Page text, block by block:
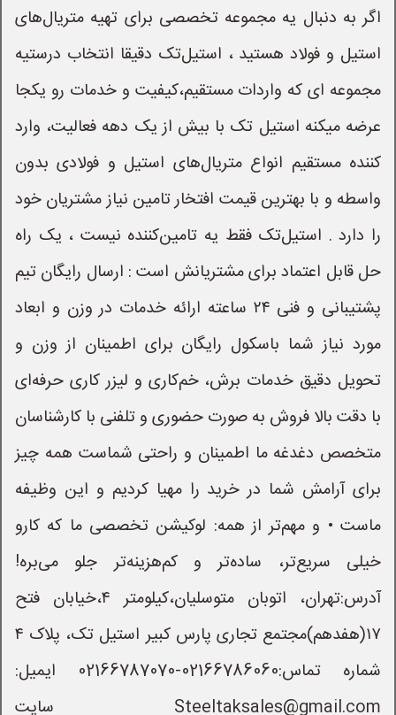
اگر به دنبال یه مجموعه تخصصی برای تهیه متریال‌های
استیل و فولاد هستید ، استیل‌تک دقیقا انتخاب درستیه
مجموعه ای که واردات مستقیم،کیفیت و خدمات رو یکجا
عرضه میکنه استیل تک با بیش از یک دهه‌ فعالیت، وارد
کننده مستقیم انواع متریال‌های استیل و فولادی بدون
واسطه و با بهترین قیمت افتخار تامین نیاز مشتریان خود
را دارد . استیل‌تک فقط یه تامین‌کننده نیست ، یک راه
حل قابل اعتماد برای مشتریانش است : ارسال رایگان تیم
پشتیبانی و فنی ۲۴ ساعته ارائه خدمات در وزن و ابعاد
مورد نیاز شما باسکول رایگان برای اطمینان از وزن و
تحویل دقیق خدمات برش، خم‌کاری و لیزر کاری حرفه‌ای
با دقت بالا فروش به صورت حضوری و تلفنی با کارشناسان
متخصص دغدغه ما اطمينان و راحتی شماست همه چیز
برای آرامش شما در خرید را مهیا کردیم و این وظیفه
ماست • و مهم‌تر از همه: لوکیشن تخصصی ما که کارو
خیلی سریع‌تر، ساده‌تر و کم‌هزینه‌تر جلو می‌بره!
آدرس:تهران، اتوبان متوسلیان،کیلومتر ۴،خیابان فتح
۱۷(هفدهم)مجتمع تجاری پارس کبیر استیل تک، پلاک ۴
شماره تماس:02166786060-02166787070 ایمیل:
Steeltaksales@gmail.com سایت